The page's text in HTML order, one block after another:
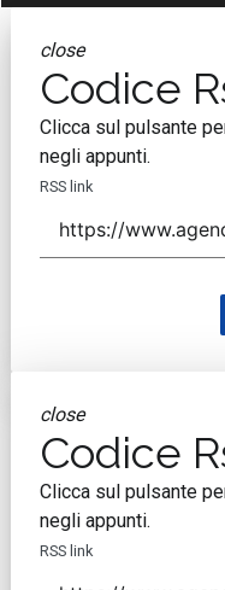
close
Codice
Clicca sul pulsante
negli appunti.
RSS link
close
Codice
Clicca sul pulsante
negli appunti.
RSS link